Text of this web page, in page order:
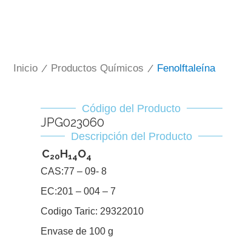
Inicio / Productos Químicos / Fenolftaleína
Código del Producto
JPG023060
Descripción del Producto
C20H14O4
CAS:77 – 09- 8
EC:201 – 004 – 7
Codigo Taric: 29322010
Envase de 100 g